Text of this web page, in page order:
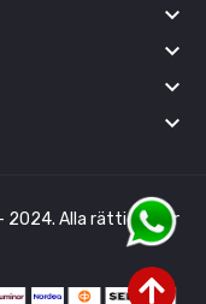
keyboard_arrow_down
keyboard_arrow_down
keyboard_arrow_down
keyboard_arrow_down
2024. Alla rättigheter